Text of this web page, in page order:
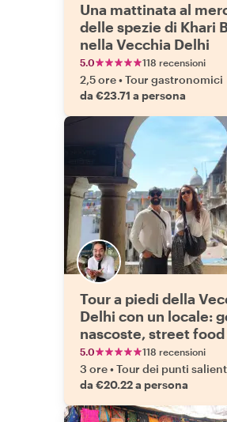
Una mattinata al
delle spezie di Khari
nella Vecchia Delhi
5.0 118 recensioni
2,5 ore•Tour gastronomici
da €23.71 a persona
Tour a piedi della
Delhi con un locale:
nascoste, street food
cultura
5.0 118 recensioni
3 ore•Tour dei punti
da €20.22 a persona